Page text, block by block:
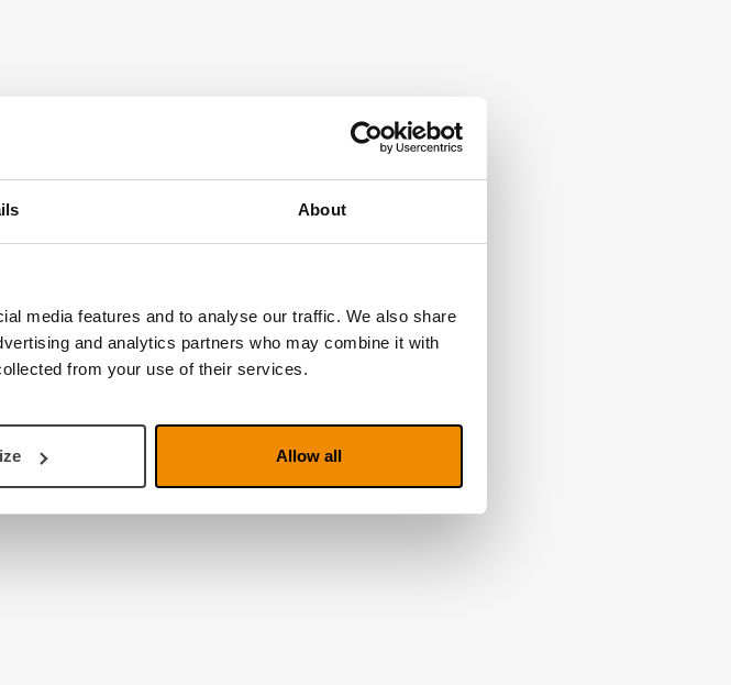
About
media features and to analyse our traffic. We also share
and analytics partners who may combine it with
from your use of their services.
Allow all